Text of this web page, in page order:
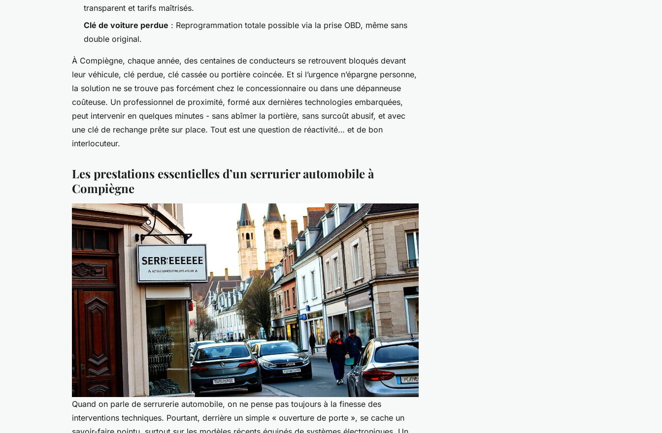
transparent et tarifs maîtrisés.
Clé de voiture perdue : Reprogrammation totale possible via la prise OBD, même sans
double original.
À Compiègne, chaque année, des centaines de conducteurs se retrouvent bloqués devant
leur véhicule, clé perdue, clé cassée ou portière coincée. Et si l’urgence n’épargne personne,
la solution ne se trouve pas forcément chez le concessionnaire ou dans une dépanneuse
coûteuse. Un professionnel de proximité, formé aux dernières technologies embarquées,
peut intervenir en quelques minutes - sans abîmer la portière, sans surcoût abusif, et avec
une clé de rechange prête sur place. Tout est une question de réactivité… et de bon
interlocuteur.
Les prestations essentielles d’un serrurier automobile à
Compiègne
Quand on parle de serrurerie automobile, on ne pense pas toujours à la finesse des
interventions techniques. Pourtant, derrière un simple « ouverture de porte », se cache un